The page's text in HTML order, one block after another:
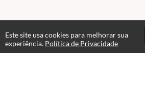
Este site usa cookies para melhorar sua
experiência. Política de Privacidade